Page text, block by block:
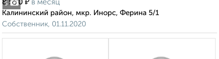
5
8 500 ₽ в месяц
Калининский район, мкр. Инорс, Ферина 5/1
Собственник, 01.11.2020